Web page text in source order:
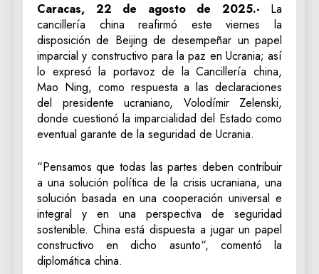
Caracas, 22 de agosto de 2025.- La
cancillería china reafirmó este viernes la
disposición de Beijing de desempeñar un papel
imparcial y constructivo para la paz en Ucrania; así
lo expresó la portavoz de la Cancillería china,
Mao Ning, como respuesta a las declaraciones
del presidente ucraniano, Volodímir Zelenski,
donde cuestionó la imparcialidad del Estado como
eventual garante de la seguridad de Ucrania.
“Pensamos que todas las partes deben contribuir
a una solución política de la crisis ucraniana, una
solución basada en una cooperación universal e
integral y en una perspectiva de seguridad
sostenible. China está dispuesta a jugar un papel
constructivo en dicho asunto“, comentó la
diplomática china.